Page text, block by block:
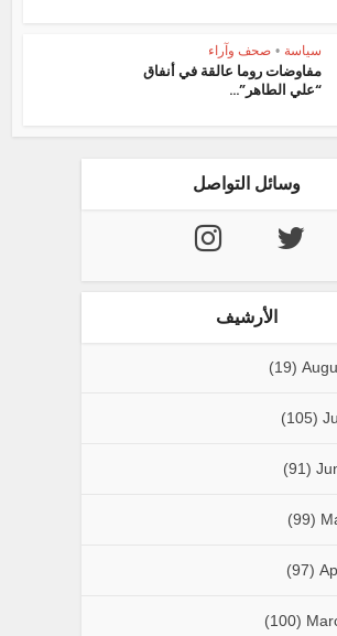
سياسة • صحف وآراء
مفاوضات روما عالقة في أنفاق
“علي الطاهر”...
وسائل التواصل
الأرشيف
(19)
(105)
(91)
(99)
(97)
(100)